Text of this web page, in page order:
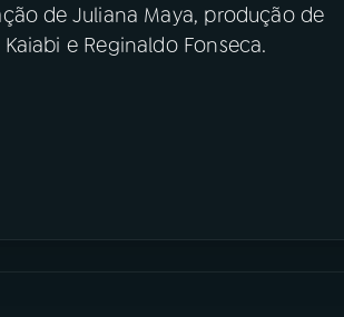
de Juliana Maya, produção de
e Reginaldo Fonseca.